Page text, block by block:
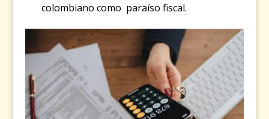
colombiano como paraíso fiscal.